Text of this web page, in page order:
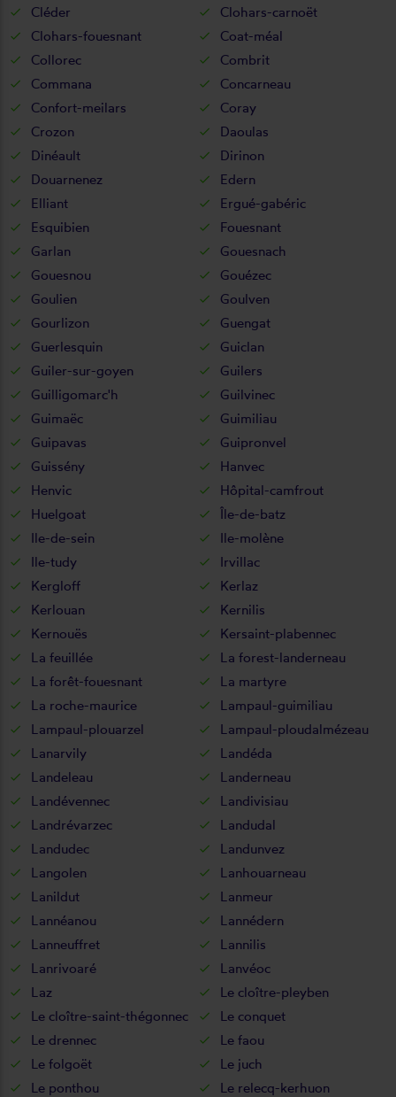
Cléder
Clohars-carnoët
Clohars-fouesnant
Coat-méal
Collorec
Combrit
Commana
Concarneau
Confort-meilars
Coray
Crozon
Daoulas
Dinéault
Dirinon
Douarnenez
Edern
Elliant
Ergué-gabéric
Esquibien
Fouesnant
Garlan
Gouesnach
Gouesnou
Gouézec
Goulien
Goulven
Gourlizon
Guengat
Guerlesquin
Guiclan
Guiler-sur-goyen
Guilers
Guilligomarc'h
Guilvinec
Guimaëc
Guimiliau
Guipavas
Guipronvel
Guissény
Hanvec
Henvic
Hôpital-camfrout
Huelgoat
Île-de-batz
Ile-de-sein
Ile-molène
Ile-tudy
Irvillac
Kergloff
Kerlaz
Kerlouan
Kernilis
Kernouës
Kersaint-plabennec
La feuillée
La forest-landerneau
La forêt-fouesnant
La martyre
La roche-maurice
Lampaul-guimiliau
Lampaul-plouarzel
Lampaul-ploudalmézeau
Lanarvily
Landéda
Landeleau
Landerneau
Landévennec
Landivisiau
Landrévarzec
Landudal
Landudec
Landunvez
Langolen
Lanhouarneau
Lanildut
Lanmeur
Lannéanou
Lannédern
Lanneuffret
Lannilis
Lanrivoaré
Lanvéoc
Laz
Le cloître-pleyben
Le cloître-saint-thégonnec
Le conquet
Le drennec
Le faou
Le folgoët
Le juch
Le ponthou
Le relecq-kerhuon